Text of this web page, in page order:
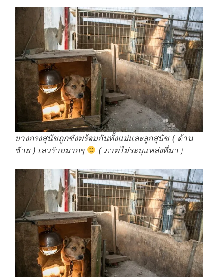
บางกรงสุนัขถูกขังพร้อมกันทั้งแม่และลูกสุนัข ( ด้าน
ซ้าย ) เลวร้ายมากๆ
( ภาพไม่ระบุแหล่งที่มา )